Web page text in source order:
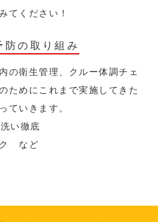
てください！
防の取り組み
の衛生管理、クルー体調チェ
ためにこれまで実施してきた
ていきます。
い徹底
ク など